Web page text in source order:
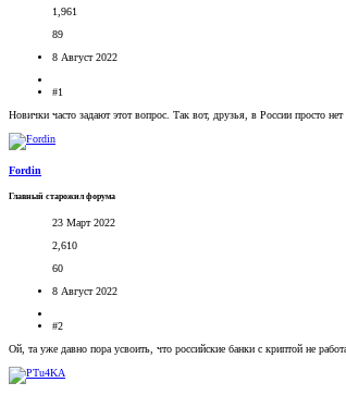
1,961
89
8 Август 2022
#1
Новички часто задают этот вопрос. Так вот, друзья, в России просто
Fordin
Главный старожил форума
23 Март 2022
2,610
60
8 Август 2022
#2
Ой, та уже давно пора усвоить, что российские банки с криптой не